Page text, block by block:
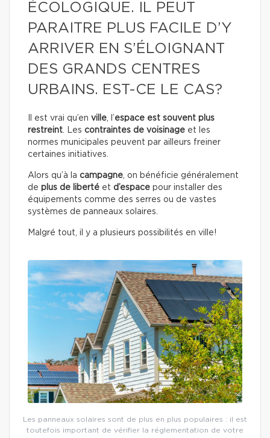
ÉCOLOGIQUE. IL PEUT
PARAITRE PLUS FACILE D’Y
ARRIVER EN S’ÉLOIGNANT
DES GRANDS CENTRES
URBAINS. EST-CE LE CAS?
Il est vrai qu’en ville, l’espace est souvent plus
restreint. Les contraintes de voisinage et les
normes municipales peuvent par ailleurs freiner
certaines initiatives.
Alors qu’à la campagne, on bénéficie généralement
de plus de liberté et d’espace pour installer des
équipements comme des serres ou de vastes
systèmes de panneaux solaires.
Malgré tout, il y a plusieurs possibilités en ville!
Les panneaux solaires sont de plus en plus populaires : il est
toutefois important de vérifier la réglementation de votre